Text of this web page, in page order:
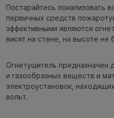
Постарайтесь локализовать
первичных средств
эффективными являются
висят на стене, на высоте не
Огнетушитель предназначен
и газообразных веществ и
электроустановок,
вольт.